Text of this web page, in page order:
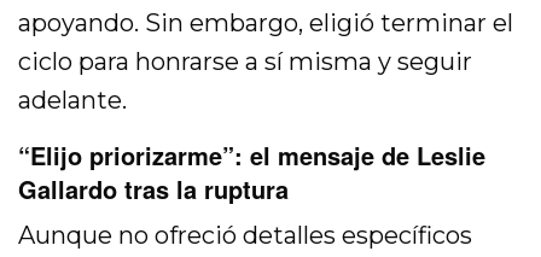
apoyando. Sin embargo, eligió terminar el
ciclo para honrarse a sí misma y seguir
adelante.
“Elijo priorizarme”: el mensaje de Leslie
Gallardo tras la ruptura
Aunque no ofreció detalles específicos